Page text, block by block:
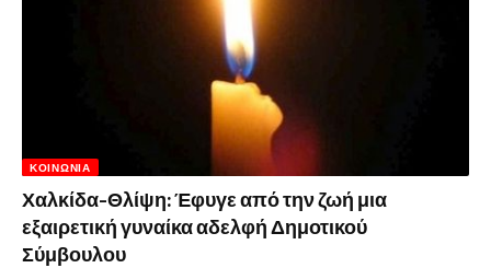
ΚΟΙΝΩΝΊΑ
Χαλκίδα-Θλίψη: Έφυγε από την ζωή μια
εξαιρετική γυναίκα αδελφή Δημοτικού
Σύμβουλου